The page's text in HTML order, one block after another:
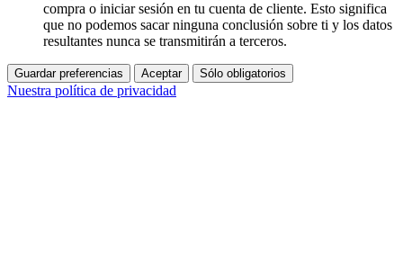
compra o iniciar sesión en tu cuenta de cliente. Esto significa
que no podemos sacar ninguna conclusión sobre ti y los datos
resultantes nunca se transmitirán a terceros.
Guardar preferencias Aceptar Sólo obligatorios
Nuestra política de privacidad